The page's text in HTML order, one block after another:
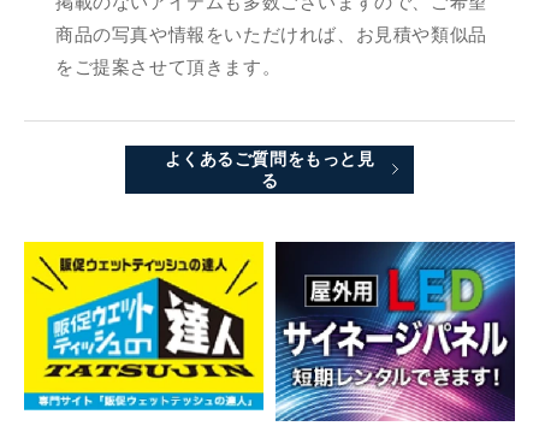
商品の写真や情報をいただければ、お見積や類似品
をご提案させて頂きます。
よくあるご質問をもっと見
る